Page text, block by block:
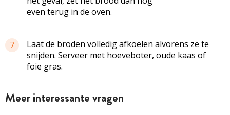
even terug in de oven.
7
Laat de broden volledig afkoelen alvorens ze te
snijden. Serveer met hoeveboter, oude kaas of
foie gras.
Meer interessante vragen